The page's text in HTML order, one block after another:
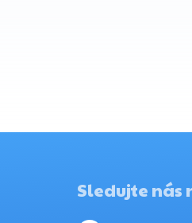
Sledujte nás